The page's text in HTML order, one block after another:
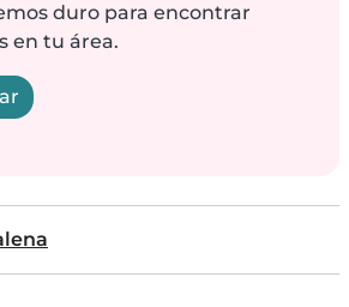
duro para encontrar
en tu área.